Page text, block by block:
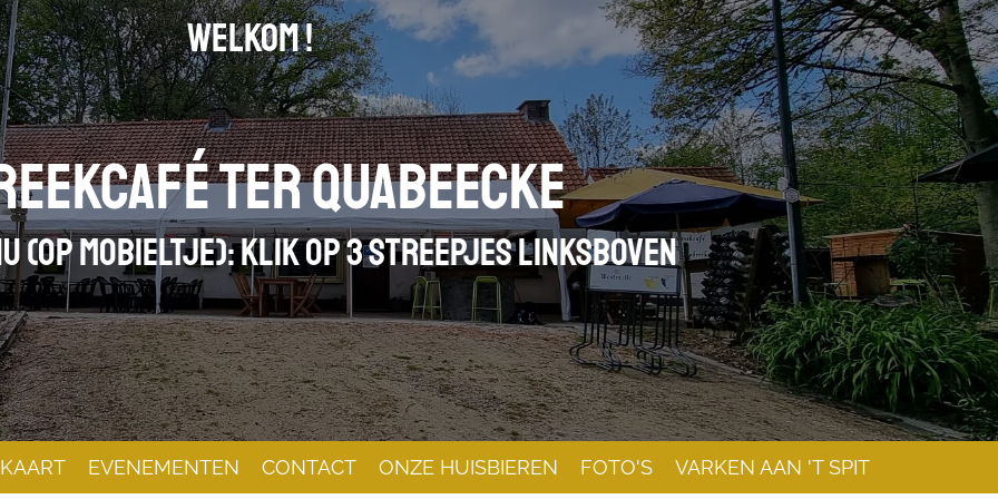
WELKOM !
ter quabeecke
(op mobieltje): KLIK OP 3 STREEPJES LINKSBOVEN
EVENEMENTEN CONTACT ONZE HUISBIEREN FOTO'S VARKEN AAN 'T SPIT